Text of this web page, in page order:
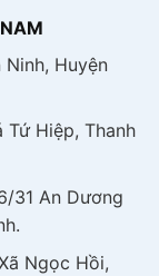
Ninh, Huyện
Tứ Hiệp, Thanh
31 An Dương
Ngọc Hồi,